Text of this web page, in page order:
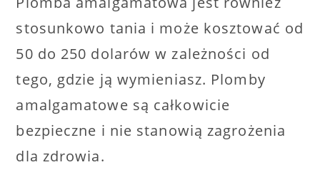
stosunkowo tania i może kosztować od
50 do 250 dolarów w zależności od
tego, gdzie ją wymieniasz. Plomby
amalgamatowe są całkowicie
bezpieczne i nie stanowią zagrożenia
dla zdrowia.